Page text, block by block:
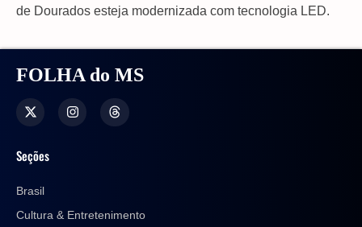
de Dourados esteja modernizada com tecnologia LED.
FOLHA do MS
Seções
Brasil
Cultura & Entretenimento